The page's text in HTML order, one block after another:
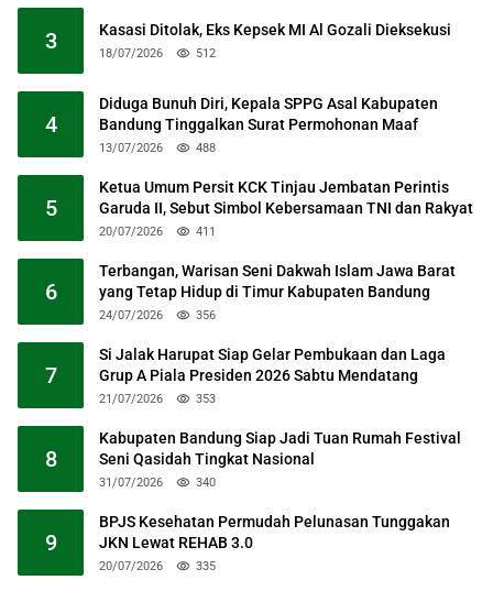
3 Kasasi Ditolak, Eks Kepsek MI Al Gozali Dieksekusi
18/07/2026 512
4
Diduga Bunuh Diri, Kepala SPPG Asal Kabupaten
Bandung Tinggalkan Surat Permohonan Maaf
13/07/2026 488
5
Ketua Umum Persit KCK Tinjau Jembatan Perintis
Garuda II, Sebut Simbol Kebersamaan TNI dan Rakyat
20/07/2026 411
6
Terbangan, Warisan Seni Dakwah Islam Jawa Barat
yang Tetap Hidup di Timur Kabupaten Bandung
24/07/2026 356
7
Si Jalak Harupat Siap Gelar Pembukaan dan Laga
Grup A Piala Presiden 2026 Sabtu Mendatang
21/07/2026 353
8
Kabupaten Bandung Siap Jadi Tuan Rumah Festival
Seni Qasidah Tingkat Nasional
31/07/2026 340
9
BPJS Kesehatan Permudah Pelunasan Tunggakan
JKN Lewat REHAB 3.0
20/07/2026 335